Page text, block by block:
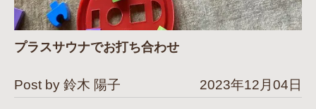
プラスサウナでお打ち合わせ
Post by 鈴木 陽子 2023年12月04日